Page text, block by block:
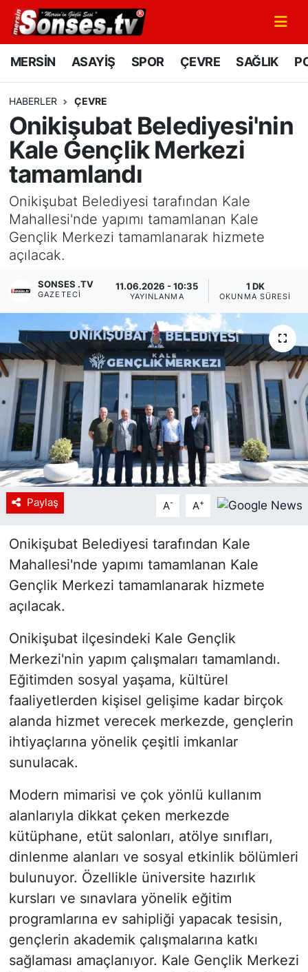
MERSİN ASAYİŞ SPOR ÇEVRE SAĞLIK
HABERLER ÇEVRE
Onikişubat Belediyesi'nin
Kale Gençlik Merkezi
tamamlandı
Onikişubat Belediyesi tarafından Kale
Mahallesi'nde yapımı tamamlanan Kale
Gençlik Merkezi tamamlanarak hizmete
açılacak.
SONSES .TV
GAZETECI
11.06.2026 - 10:35
YAYINLANMA
1 DK
OKUNMA SÜRESI
Paylaş A- A+
Onikişubat Belediyesi tarafından Kale
Mahallesi'nde yapımı tamamlanan Kale
Gençlik Merkezi tamamlanarak hizmete
açılacak.
Onikişubat ilçesindeki Kale Gençlik
Merkezi'nin yapım çalışmaları tamamlandı.
Eğitimden sosyal yaşama, kültürel
faaliyetlerden kişisel gelişime kadar birçok
alanda hizmet verecek merkezde, gençlerin
ihtiyaçlarına yönelik çeşitli imkanlar
sunulacak.
Modern mimarisi ve çok yönlü kullanım
alanlarıyla dikkat çeken merkezde
kütüphane, etüt salonları, atölye sınıfları,
dinlenme alanları ve sosyal etkinlik bölümleri
bulunuyor. Özellikle üniversite hazırlık
kursları ve sınavlara yönelik eğitim
programlarına ev sahipliği yapacak tesisin,
gençlerin akademik çalışmalarına katkı
sağlaması amaçlanıyor. Kale Gençlik Merkezi
MERSİN
SPOR
GÜNÜN MANŞETİ
DÜNYA
KÜLTÜR - SANAT
MAGAZİN
SAĞLIK
Siyaset
YEREL HABER
Haberde insan
Tanıtım
Mersin Nöbetçi Eczaneler
Mersin Namaz Vakitleri
Mersin Trafik Yoğunluk Haritası
Süper Lig Puan Durumu ve Fikstür
Tüm Manşetler
Son Dakika Haberleri
Haber Arşivi